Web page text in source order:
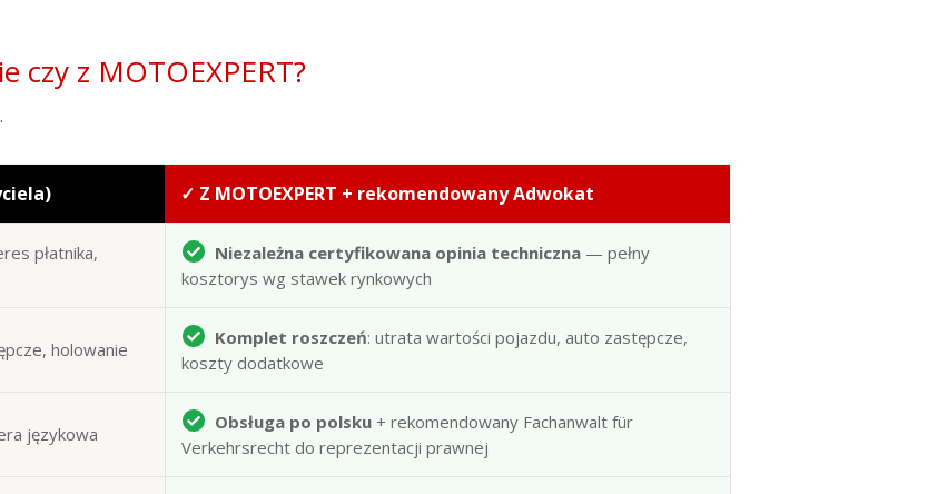
czy z MOTOEXPERT?
✓ Z MOTOEXPERT + rekomendowany Adwokat
płatnika,
Niezależna certyfikowana opinia techniczna — pełny
kosztorys wg stawek rynkowych
holowanie
Komplet roszczeń: utrata wartości pojazdu, auto zastępcze,
koszty dodatkowe
językowa
Obsługa po polsku + rekomendowany Fachanwalt für
Verkehrsrecht do reprezentacji prawnej